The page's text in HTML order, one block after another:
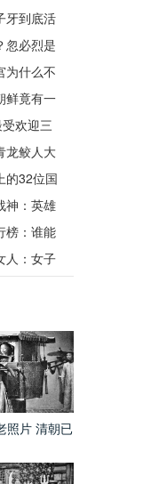
牙到底活
忽必烈是
为什么不
鲜竟有一
欢迎三
龙鲛人大
的32位国
神：英雄
榜：谁能
人：女子
照片 清朝已